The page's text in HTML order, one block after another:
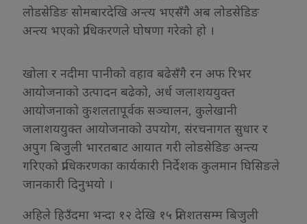
लोडसेडिङ सोमबारदेखि अन्त्य भएसँगै अब लोडसेडिङ
अन्त्य भएको प्राधिकरणले घोषणा गरेको हो ।
खोला र नदीमा पानीको वहाव बढेसँगै रन अफ रिभर
आयोजनाको उत्पादन बढेको, अर्ध जलाशययुक्त
आयोजनाको कुशलतापूर्वक सञ्चालन, कुलेखानी
जलाशययुक्त आयोजनाको उपयोग, संरचनागत सुधार र
अपुग बिजुली भारतबाट आयात गरी लोडसेडिङ अन्त्य
गरिएको प्राधिकरणका कार्यकारी निर्देशक कुलमान घिसिङले
जानकारी दिनुभयो ।
अहिले हिउँदमा भन्दा १२ देखि १५ प्रतिशतसम्म बिजुली